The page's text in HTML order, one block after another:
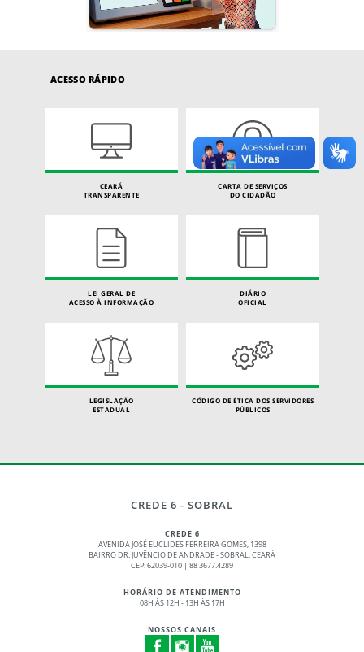
ACESSO RÁPIDO
CEARÁ
TRANSPARENTE
CARTA DE SERVIÇOS
DO CIDADÃO
LEI GERAL DE
ACESSO À INFORMAÇÃO
DIÁRIO
OFICIAL
LEGISLAÇÃO
ESTADUAL
CÓDIGO DE ÉTICA DOS SERVIDORES
PÚBLICOS
CREDE 6 - SOBRAL
CREDE 6
AVENIDA JOSÉ EUCLIDES FERREIRA GOMES, 1398
BAIRRO DR. JUVÊNCIO DE ANDRADE - SOBRAL, CEARÁ
CEP: 62039-010 | 88 3677.4289
HORÁRIO DE ATENDIMENTO
08H ÀS 12H - 13H ÀS 17H
NOSSOS CANAIS